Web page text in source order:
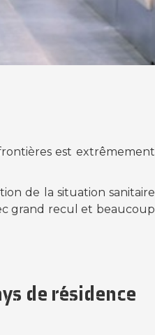
est extrêmement
de la situation sanitaire
grand recul et beaucoup
de résidence